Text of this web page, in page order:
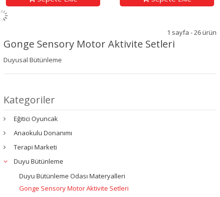
Kategoriler
Eğitici Oyuncak
Anaokulu Donanımı
Terapi Marketi
Duyu Bütünleme
Duyu Bütünleme Odası Materyalleri
Gonge Sensory Motor Aktivite Setleri
1 sayfa - 26 ürün
Gonge Sensory Motor Aktivite Setleri
Duyusal Bütünleme